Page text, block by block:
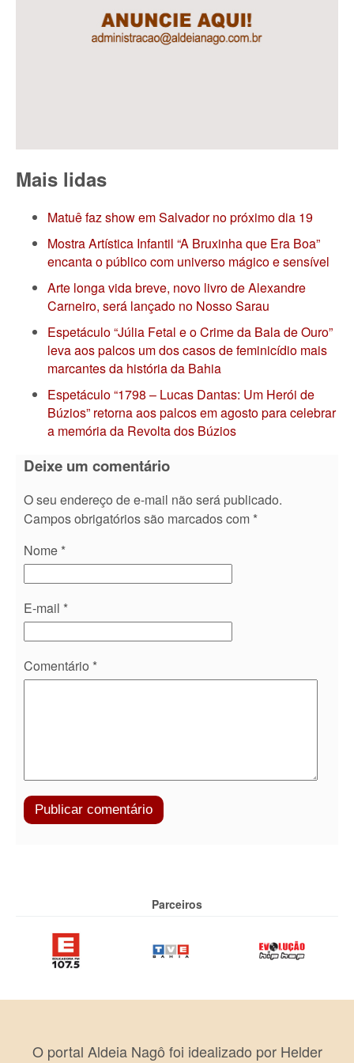
Mais lidas
Matuê faz show em Salvador no próximo dia 19
Mostra Artística Infantil “A Bruxinha que Era Boa”
encanta o público com universo mágico e sensível
Arte longa vida breve, novo livro de Alexandre
Carneiro, será lançado no Nosso Sarau
Espetáculo “Júlia Fetal e o Crime da Bala de Ouro”
leva aos palcos um dos casos de feminicídio mais
marcantes da história da Bahia
Espetáculo “1798 – Lucas Dantas: Um Herói de
Búzios” retorna aos palcos em agosto para celebrar
a memória da Revolta dos Búzios
Deixe um comentário
O seu endereço de e-mail não será publicado.
Campos obrigatórios são marcados com *
Nome *
E-mail *
Comentário *
Parceiros
O portal Aldeia Nagô foi idealizado por Helder